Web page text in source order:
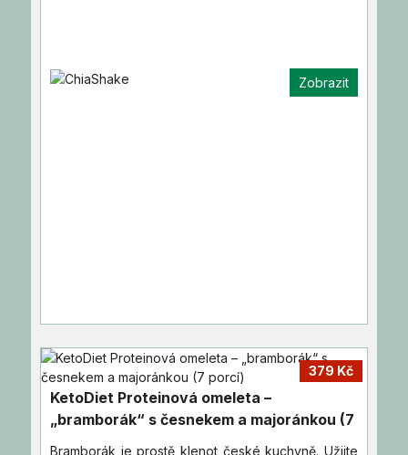
Zobrazit
379 Kč
KetoDiet Proteinová omeleta –
„bramborák“ s česnekem a majoránkou (7
porcí)
Bramborák je prostě klenot české kuchyně. Užijte